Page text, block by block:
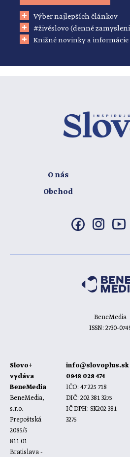
Výber najlepších článkov
#živéslovo (denné
Knižné novinky a informácie
O nás
Obchod
BeneMedia
ISSN: 2730-
Slovo+
vydáva
BeneMedia
BeneMedia,
s.r.o.
Prepoštská
2085/5
811 01
Bratislava -
info@slovoplus.sk
0948 028 474
IČO: 47 225 718
DIČ: 202 381 3275
IČ DPH: SK202 381
3275